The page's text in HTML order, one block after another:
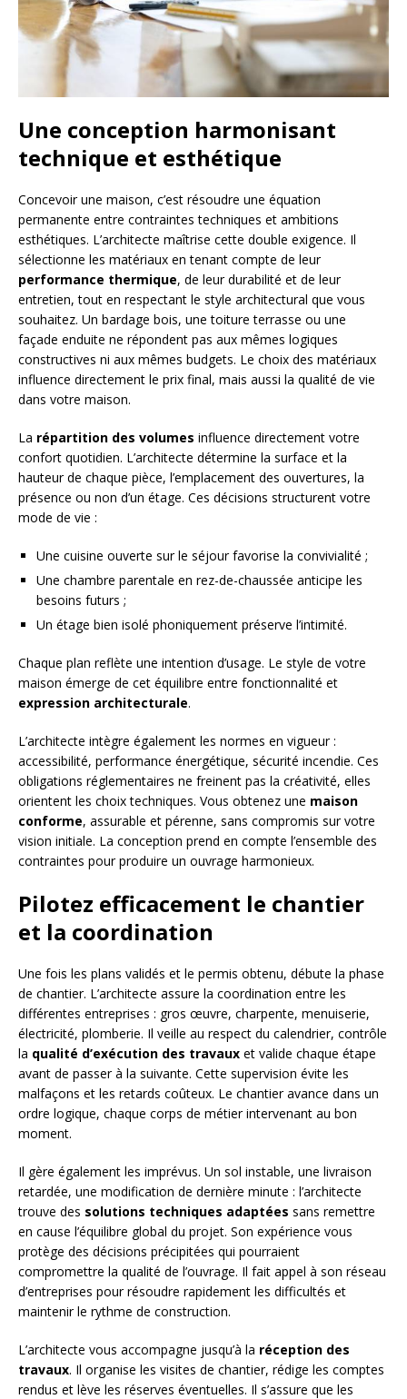
Une conception harmonisant
technique et esthétique
Concevoir une maison, c’est résoudre une équation
permanente entre contraintes techniques et ambitions
esthétiques. L’architecte maîtrise cette double exigence. Il
sélectionne les matériaux en tenant compte de leur
performance thermique, de leur durabilité et de leur
entretien, tout en respectant le style architectural que vous
souhaitez. Un bardage bois, une toiture terrasse ou une
façade enduite ne répondent pas aux mêmes logiques
constructives ni aux mêmes budgets. Le choix des matériaux
influence directement le prix final, mais aussi la qualité de vie
dans votre maison.
La répartition des volumes influence directement votre
confort quotidien. L’architecte détermine la surface et la
hauteur de chaque pièce, l’emplacement des ouvertures, la
présence ou non d’un étage. Ces décisions structurent votre
mode de vie :
Une cuisine ouverte sur le séjour favorise la convivialité ;
Une chambre parentale en rez-de-chaussée anticipe les
besoins futurs ;
Un étage bien isolé phoniquement préserve l’intimité.
Chaque plan reflète une intention d’usage. Le style de votre
maison émerge de cet équilibre entre fonctionnalité et
expression architecturale.
L’architecte intègre également les normes en vigueur :
accessibilité, performance énergétique, sécurité incendie. Ces
obligations réglementaires ne freinent pas la créativité, elles
orientent les choix techniques. Vous obtenez une maison
conforme, assurable et pérenne, sans compromis sur votre
vision initiale. La conception prend en compte l’ensemble des
contraintes pour produire un ouvrage harmonieux.
Pilotez efficacement le chantier
et la coordination
Une fois les plans validés et le permis obtenu, débute la phase
de chantier. L’architecte assure la coordination entre les
différentes entreprises : gros œuvre, charpente, menuiserie,
électricité, plomberie. Il veille au respect du calendrier, contrôle
la qualité d’exécution des travaux et valide chaque étape
avant de passer à la suivante. Cette supervision évite les
malfaçons et les retards coûteux. Le chantier avance dans un
ordre logique, chaque corps de métier intervenant au bon
moment.
Il gère également les imprévus. Un sol instable, une livraison
retardée, une modification de dernière minute : l’architecte
trouve des solutions techniques adaptées sans remettre
en cause l’équilibre global du projet. Son expérience vous
protège des décisions précipitées qui pourraient
compromettre la qualité de l’ouvrage. Il fait appel à son réseau
d’entreprises pour résoudre rapidement les difficultés et
maintenir le rythme de construction.
L’architecte vous accompagne jusqu’à la réception des
travaux. Il organise les visites de chantier, rédige les comptes
rendus et lève les réserves éventuelles. Il s’assure que les